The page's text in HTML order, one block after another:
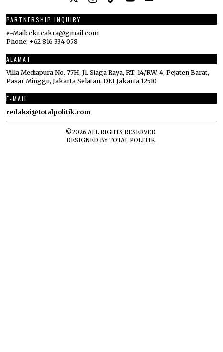
PARTNERSHIP INQUIRY
e-Mail: ckr.cakra@gmail.com
Phone: +62 816 334 058
ALAMAT
Villa Mediapura No. 77H, Jl. Siaga Raya, RT. 14/RW. 4, Pejaten Barat,
Pasar Minggu, Jakarta Selatan, DKI Jakarta 12510
E-MAIL
redaksi@totalpolitik.com
©2026 ALL RIGHTS RESERVED.
DESIGNED BYTOTAL POLITIK.